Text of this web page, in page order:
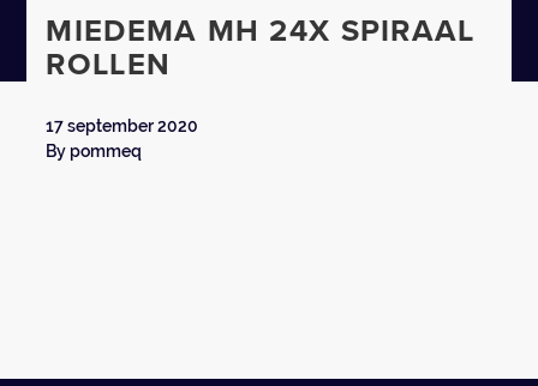
MIEDEMA MH 24X SPIRAAL
ROLLEN
17 september 2020
By pommeq